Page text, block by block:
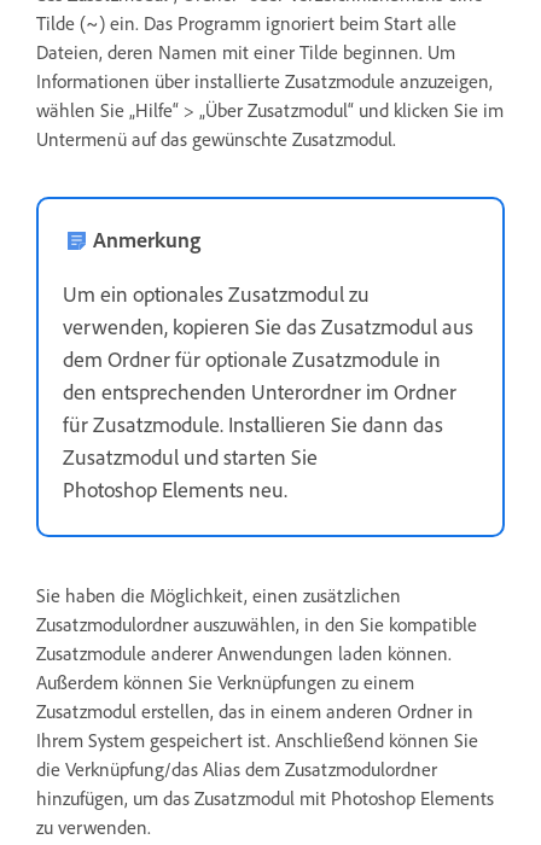
Tilde (~) ein. Das Programm ignoriert beim Start alle
Dateien, deren Namen mit einer Tilde beginnen. Um
Informationen über installierte Zusatzmodule anzuzeigen,
wählen Sie „Hilfe“ > „Über Zusatzmodul“ und klicken Sie im
Untermenü auf das gewünschte Zusatzmodul.
Anmerkung
Um ein optionales Zusatzmodul zu
verwenden, kopieren Sie das Zusatzmodul aus
dem Ordner für optionale Zusatzmodule in
den entsprechenden Unterordner im Ordner
für Zusatzmodule. Installieren Sie dann das
Zusatzmodul und starten Sie
Photoshop Elements neu.
Sie haben die Möglichkeit, einen zusätzlichen
Zusatzmodulordner auszuwählen, in den Sie kompatible
Zusatzmodule anderer Anwendungen laden können.
Außerdem können Sie Verknüpfungen zu einem
Zusatzmodul erstellen, das in einem anderen Ordner in
Ihrem System gespeichert ist. Anschließend können Sie
die Verknüpfung/das Alias dem Zusatzmodulordner
hinzufügen, um das Zusatzmodul mit Photoshop Elements
zu verwenden.